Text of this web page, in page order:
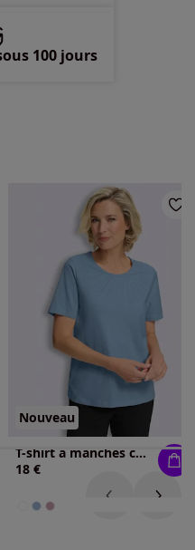
100 jours
Nouveau
T-shirt à manches courtes pur coton
18 €